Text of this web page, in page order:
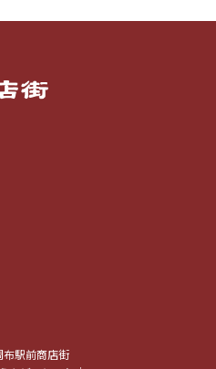
布駅前商店街